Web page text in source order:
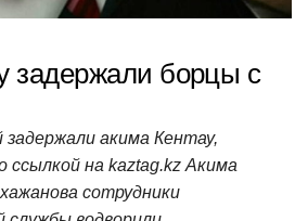
задержали борцы с
задержали акима Кентау,
ссылкой на kaztag.kz Акима
сотрудники